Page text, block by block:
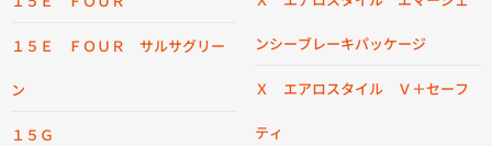
１５Ｅ ＦＯＵＲ サルサグリー
ン
１５Ｇ
ンシーブレーキパッケージ
Ｘ エアロスタイル Ｖ＋セーフ
ティ